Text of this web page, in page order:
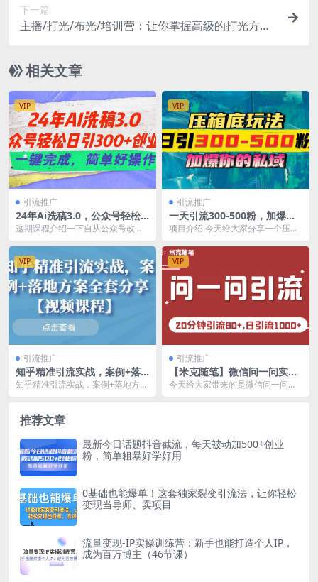
下一篇
主播/打光/布光/培训营：让你掌握高级的打光方
相关文章
VIP
引流推广
24年Ai洗稿3.0，公众号轻松
日引300+创业粉，一键完成，
这期课程介绍一下自从公众号改规
上手小白也能做！公众...
VIP
引流推广
一天引流300-500粉，加爆你
的私域，且都是实时变现，轻
项目介绍 今天给大家分享一个压箱
粉，加爆你的...
VIP
引流推广
知乎精准引流实战，案例+落
地方案全套分享【视频课程】
知乎精准引流实战，案例+落地方案
VIP
引流推广
【米克随笔】微信问一问实操
引流教程，20分钟引流80 ，
今天给大家带来的是微信问一问引
推荐文章
最新今日话题抖音截流，每天被动加500+创业
粉，简单粗暴好学好用
0基础也能爆单！这套独家裂变引流法，让你轻松
变现当导师、卖项目
流量变现-IP实操训练营：新手也能打造个人IP，
成为百万博主（46节课）